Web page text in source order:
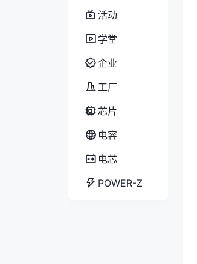
活动
学堂
企业
工厂
芯片
电容
电芯
POWER-Z